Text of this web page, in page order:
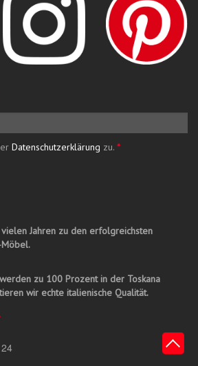
Datenschutzerklärung zu. *
Jahren zu den erfolgreichsten
zu 100 Prozent in der Toskana
wir echte italienische Qualität.